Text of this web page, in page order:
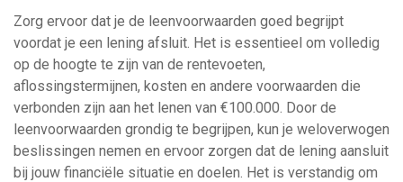
Zorg ervoor dat je de leenvoorwaarden goed begrijpt
voordat je een lening afsluit. Het is essentieel om volledig
op de hoogte te zijn van de rentevoeten,
aflossingstermijnen, kosten en andere voorwaarden die
verbonden zijn aan het lenen van €100.000. Door de
leenvoorwaarden grondig te begrijpen, kun je weloverwogen
beslissingen nemen en ervoor zorgen dat de lening aansluit
bij jouw financiële situatie en doelen. Het is verstandig om